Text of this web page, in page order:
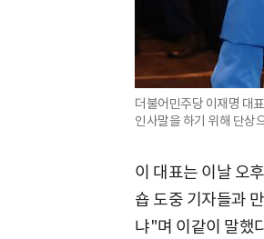
더불어민주당 이재명 대
인사말을 하기 위해 단
이 대표는 이날 오
숍 도중 기자들과
냐"며 이같이 말했